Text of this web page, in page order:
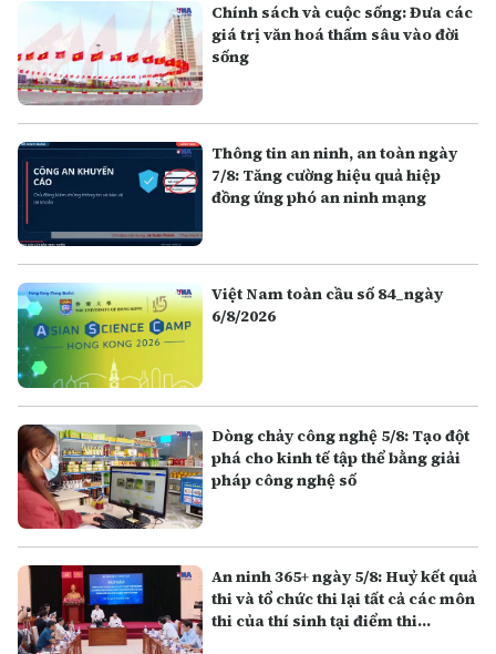
Chính sách và cuộc sống: Đưa các
giá trị văn hoá thấm sâu vào đời
sống
Thông tin an ninh, an toàn ngày
7/8: Tăng cường hiệu quả hiệp
đồng ứng phó an ninh mạng
Việt Nam toàn cầu số 84_ngày
6/8/2026
Dòng chảy công nghệ 5/8: Tạo đột
phá cho kinh tế tập thể bằng giải
pháp công nghệ số
An ninh 365+ ngày 5/8: Huỷ kết quả
thi và tổ chức thi lại tất cả các môn
thi của thí sinh tại điểm thi